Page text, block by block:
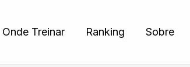
Onde Treinar Ranking Sobre